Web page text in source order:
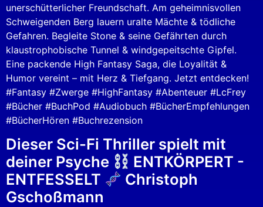
unerschütterlicher Freundschaft. Am geheimnisvollen
Schweigenden Berg lauern uralte Mächte & tödliche
Gefahren. Begleite Stone & seine Gefährten durch
klaustrophobische Tunnel & windgepeitschte Gipfel.
Eine packende High Fantasy Saga, die Loyalität &
Humor vereint – mit Herz & Tiefgang. Jetzt entdecken!
#Fantasy #Zwerge #HighFantasy #Abenteuer #LcFrey
#Bücher #BuchPod #Audiobuch #BücherEmpfehlungen
#BücherHören #Buchrezension
Dieser Sci-Fi Thriller spielt mit
deiner Psyche
ENTKÖRPERT -
ENTFESSELT
Christoph
Gschoßmann